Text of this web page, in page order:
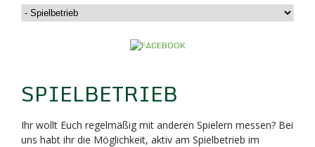
SPIELBETRIEB
Ihr wollt Euch regelmäßig mit anderen Spielern messen? Bei
uns habt ihr die Möglichkeit, aktiv am Spielbetrieb im